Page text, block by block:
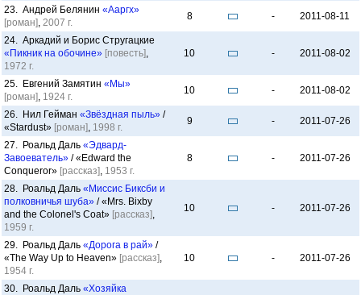
23. Андрей Белянин «Ааргх»
[роман], 2007 г.
8 - 2011-08-11
24. Аркадий и Борис Стругацкие
«Пикник на обочине» [повесть],
1972 г.
10 - 2011-08-02
25. Евгений Замятин «Мы»
[роман], 1924 г.
10 - 2011-08-02
26. Нил Гейман «Звёздная пыль» /
«Stardust» [роман], 1998 г.
9 - 2011-07-26
27. Роальд Даль «Эдвард-
Завоеватель» / «Edward the
Conqueror» [рассказ], 1953 г.
8 - 2011-07-26
28. Роальд Даль «Миссис Биксби и
полковничья шуба» / «Mrs. Bixby
and the Colonel's Coat» [рассказ],
1959 г.
10 - 2011-07-26
29. Роальд Даль «Дорога в рай» /
«The Way Up to Heaven» [рассказ],
1954 г.
10 - 2011-07-26
30. Роальд Даль «Хозяйка